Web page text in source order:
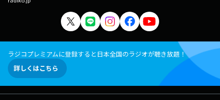
ラジコプレミアムに登録すると日本全国のラジオが聴き放題！
詳しくはこちら